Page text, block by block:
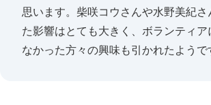
思います。柴咲コウさんや水野美紀
た影響はとても大きく、ボランティ
なかった方々の興味も引かれたようで